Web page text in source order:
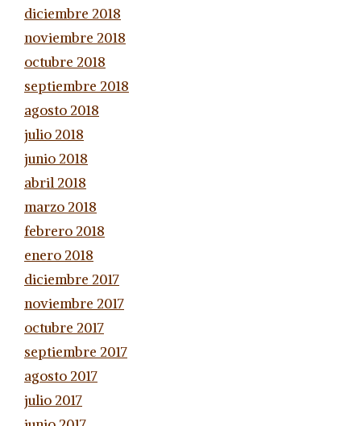
diciembre 2018
noviembre 2018
octubre 2018
septiembre 2018
agosto 2018
julio 2018
junio 2018
abril 2018
marzo 2018
febrero 2018
enero 2018
diciembre 2017
noviembre 2017
octubre 2017
septiembre 2017
agosto 2017
julio 2017